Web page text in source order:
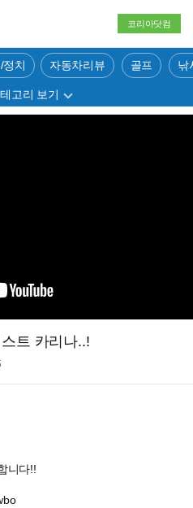
코리아닷컴
정치 자동차리뷰 골프 낚
고리 보기
트 카리나..!
니다!!